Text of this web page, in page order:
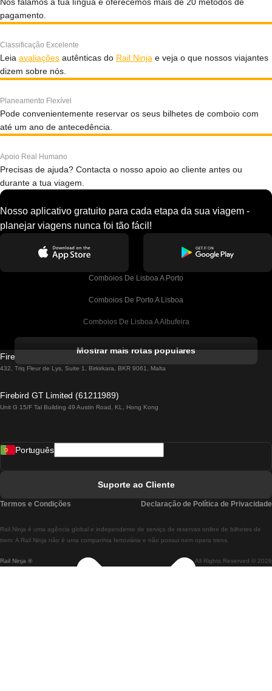
pagamento.
Classificação Excelente
Leia avaliações autênticas do Rail Ninja e veja o que nossos viajantes
dizem sobre nós.
Planeamento Flexível
Pode convenientemente reservar os seus bilhetes de comboio com
até um ano de antecedência.
Apoio Real Humano
Precisas de ajuda? Contacta o nosso apoio ao cliente antes ou
durante a tua viagem.
Nosso aplicativo gratuito para cada etapa da sua viagem -
planejar viagens nunca foi tão fácil!
Comboios De Lisboa A Porto
Comboios De Porto A Lisboa
Comboios De Lisboa A Albufeira
Comboios De Lisboa A Lagos
Comboios De Lisboa A Madrid
Comboios De Lisboa A Braga
Comboios De Braga A Lisboa
Mostrar mais rotas populares
Firebird GT Limited (OC 1451)
432, Triq Fleur de Lys, Suite 1, Birkirkara, BKR 9061, Malta
Firebird GT Limited (61211989)
Unit G 15/F Tal Building 49 Austin Road, KL, Hong Kong
Rail Ninja ® All Rights Reserved © 2026
Rail.Ninja é uma agência global e independente de serviço de reservas online de bilhetes de
trem. A Rail Ninja não é uma companhia ferroviária e não possui nem opera trens.
Português
Suporte ao Cliente
Termos e Condições Declaração de Política de Privacidade